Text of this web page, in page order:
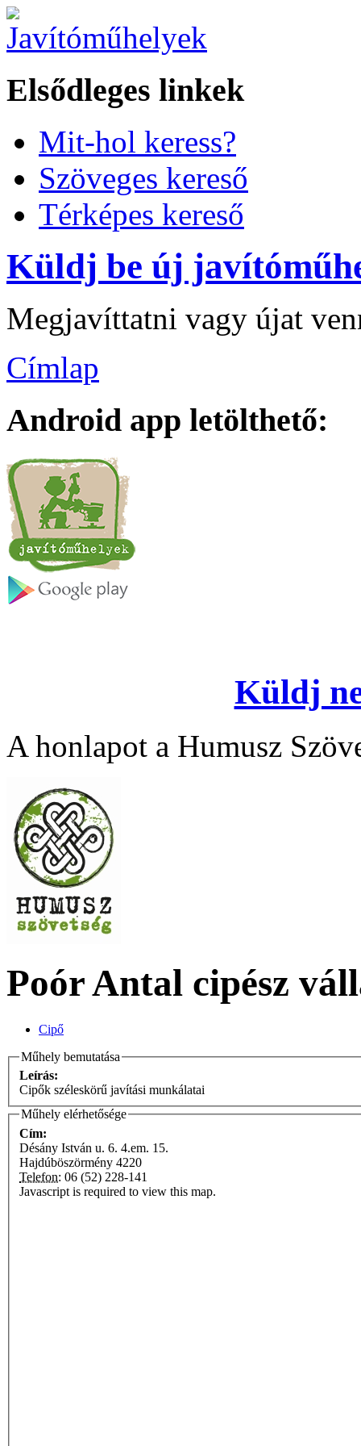
Elsődleges linkek
Mit-hol keress?
Szöveges kereső
Térképes kereső
Küldj be új
Megjavíttatni vagy újat
Címlap
Android app letölthető:
Küldj
A honlapot a Humusz
Poór Antal cipész
Cipő
Műhely bemutatása
Leírás:
Cipők széleskörű javítási munkálatai
Műhely elérhetősége
Cím:
Désány István u. 6. 4.em. 15.
Hajdúböszörmény 4220
Telefon: 06 (52) 228-141
Javascript is required to view this map.